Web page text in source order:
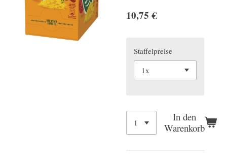
10,75 €
Staffelpreise
In den
Warenkorb